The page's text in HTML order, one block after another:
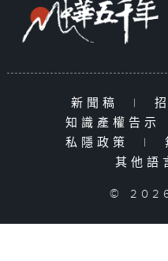
新聞稿 |
知識產權告示
私隱政策
|
其他語
©